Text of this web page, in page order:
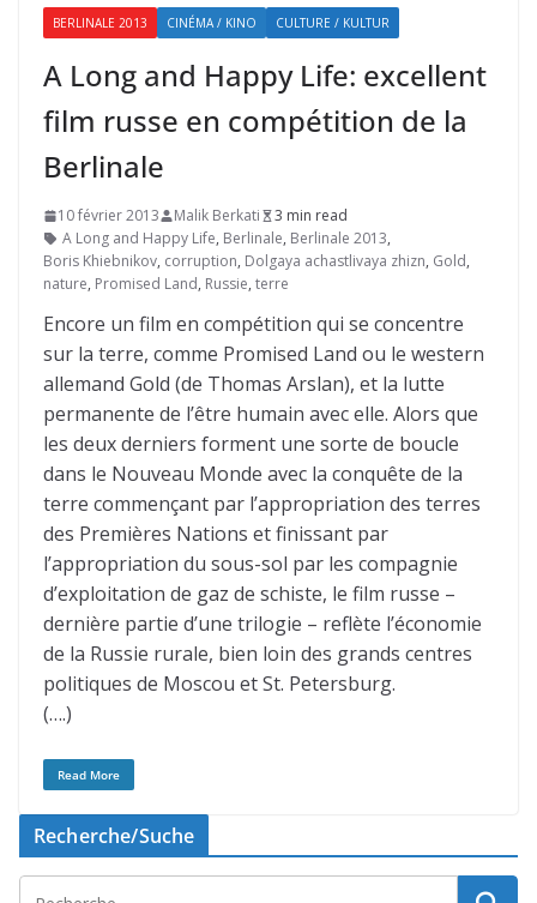
BERLINALE 2013 CINÉMA / KINO CULTURE / KULTUR
A Long and Happy Life: excellent
film russe en compétition de la
Berlinale
10 février 2013 Malik Berkati
3 min read
A Long and Happy Life, Berlinale, Berlinale 2013,
Boris Khiebnikov, corruption, Dolgaya achastlivaya zhizn, Gold,
nature, Promised Land, Russie, terre
Encore un film en compétition qui se concentre
sur la terre, comme Promised Land ou le western
allemand Gold (de Thomas Arslan), et la lutte
permanente de l’être humain avec elle. Alors que
les deux derniers forment une sorte de boucle
dans le Nouveau Monde avec la conquête de la
terre commençant par l’appropriation des terres
des Premières Nations et finissant par
l’appropriation du sous-sol par les compagnie
d’exploitation de gaz de schiste, le film russe –
dernière partie d’une trilogie – reflète l’économie
de la Russie rurale, bien loin des grands centres
politiques de Moscou et St. Petersburg.
(….)
Read More
Recherche/Suche